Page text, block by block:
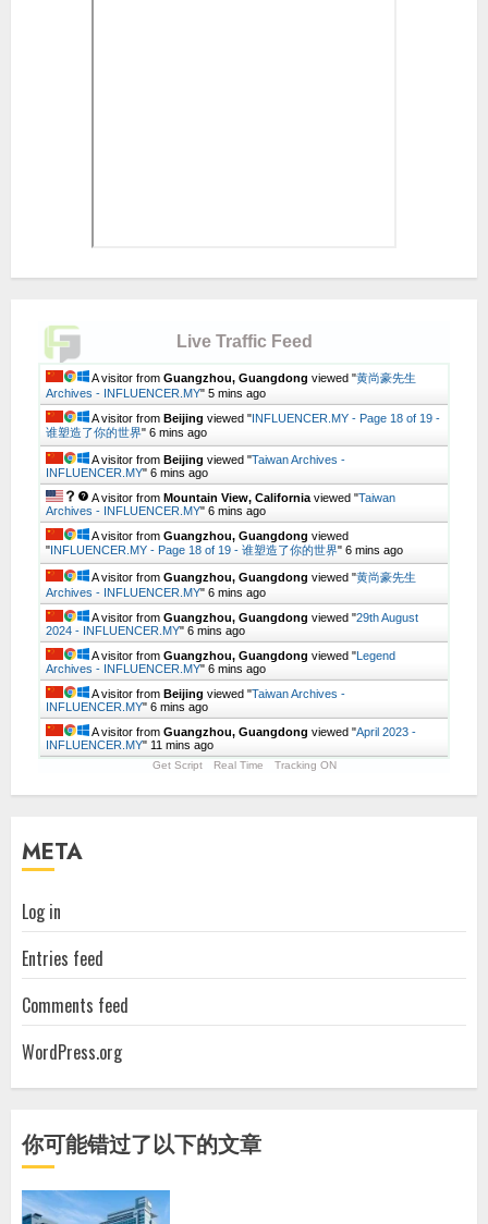
Live Traffic Feed
A visitor from Guangzhou, Guangdong viewed "黄尚豪先生
Archives - INFLUENCER.MY" 5 mins ago
A visitor from Beijing viewed "INFLUENCER.MY - Page 18 of 19 -
谁塑造了你的世界" 6 mins ago
A visitor from Beijing viewed "Taiwan Archives -
INFLUENCER.MY" 6 mins ago
A visitor from Mountain View, California viewed "Taiwan
Archives - INFLUENCER.MY" 6 mins ago
A visitor from Guangzhou, Guangdong viewed
"INFLUENCER.MY - Page 18 of 19 - 谁塑造了你的世界" 6 mins ago
A visitor from Guangzhou, Guangdong viewed "黄尚豪先生
Archives - INFLUENCER.MY" 6 mins ago
A visitor from Guangzhou, Guangdong viewed "29th August
2024 - INFLUENCER.MY" 6 mins ago
A visitor from Guangzhou, Guangdong viewed "Legend
Archives - INFLUENCER.MY" 6 mins ago
A visitor from Beijing viewed "Taiwan Archives -
INFLUENCER.MY" 6 mins ago
A visitor from Guangzhou, Guangdong viewed "April 2023 -
INFLUENCER.MY" 11 mins ago
Get Script Real Time Tracking ON
META
Log in
Entries feed
Comments feed
WordPress.org
你可能错过了以下的文章